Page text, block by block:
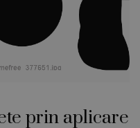
prin aplicare